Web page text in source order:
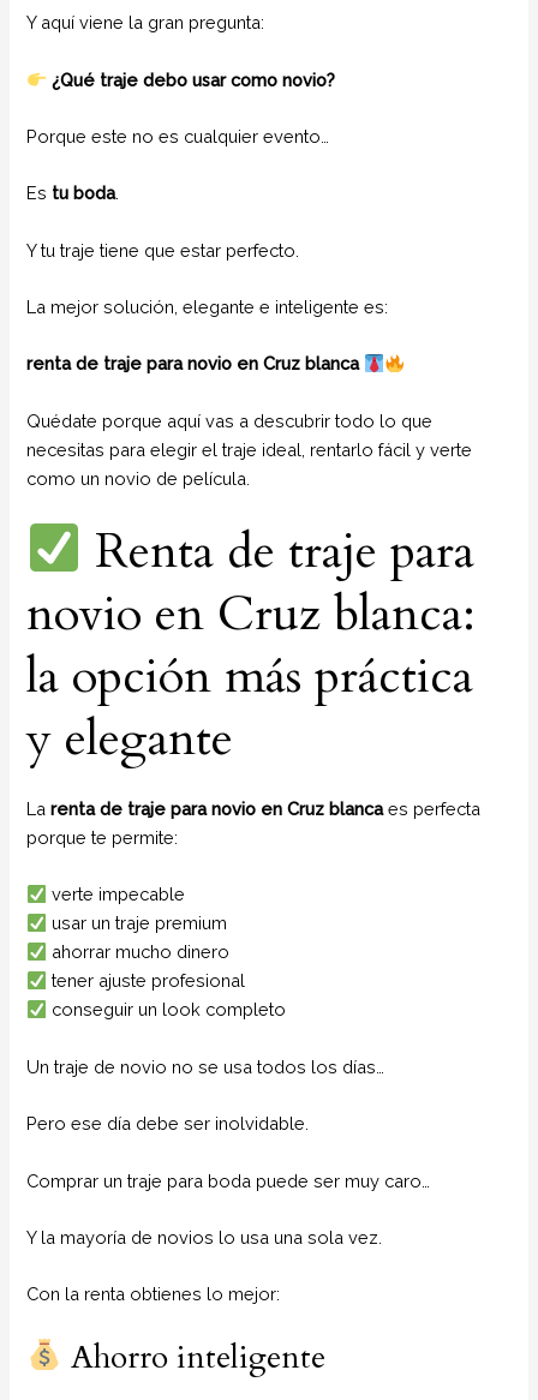
Y aquí viene la gran pregunta:
¿Qué traje debo usar como novio?
Porque este no es cualquier evento…
Es tu boda.
Y tu traje tiene que estar perfecto.
La mejor solución, elegante e inteligente es:
renta de traje para novio en Cruz blanca
Quédate porque aquí vas a descubrir todo lo que
necesitas para elegir el traje ideal, rentarlo fácil y verte
como un novio de película.
Renta de traje para
novio en Cruz blanca:
la opción más práctica
y elegante
Larenta de traje para novio en Cruz blancaes perfecta
porque te permite:
verte impecable
usar un traje premium
ahorrar mucho dinero
tener ajuste profesional
conseguir un look completo
Un traje de novio no se usa todos los días…
Pero ese día debe ser inolvidable.
Comprar un traje para boda puede ser muy caro…
Y la mayoría de novios lo usa una sola vez.
Con la renta obtienes lo mejor:
Ahorro inteligente